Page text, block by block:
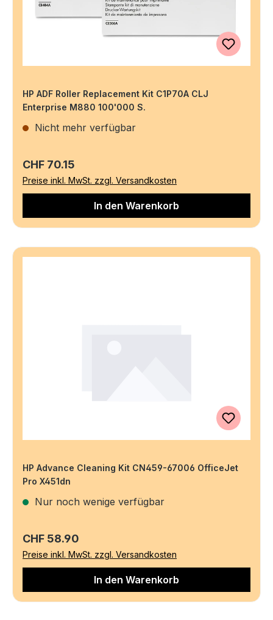
HP ADF Roller Replacement Kit C1P70A CLJ
Enterprise M880 100'000 S.
Nicht mehr verfügbar
Regulärer Preis:
CHF 70.15
Preise inkl. MwSt. zzgl. Versandkosten
In den Warenkorb
HP Advance Cleaning Kit CN459-67006 OfficeJet
Pro X451dn
Nur noch wenige verfügbar
Regulärer Preis:
CHF 58.90
Preise inkl. MwSt. zzgl. Versandkosten
In den Warenkorb